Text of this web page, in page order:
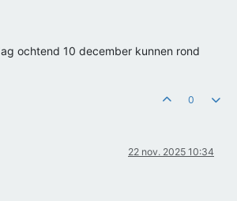
ochtend 10 december kunnen rond
0
22 nov. 2025 10:34